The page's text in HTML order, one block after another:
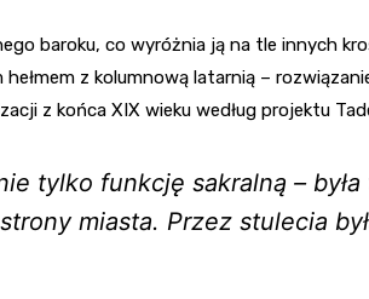
baroku, co wyróżnia ją na tle innych
z kolumnową latarnią –
z końca XIX wieku według projektu
tylko funkcję sakralną –
miasta. Przez stulecia